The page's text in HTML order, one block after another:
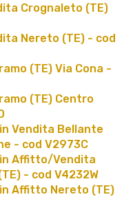
Crognaleto (TE)
Nereto (TE) - cod
(TE) Via Cona -
(TE) Centro
Vendita Bellante
- cod V2973C
in Affitto/Vendita
- cod V4232W
Affitto Nereto (TE)